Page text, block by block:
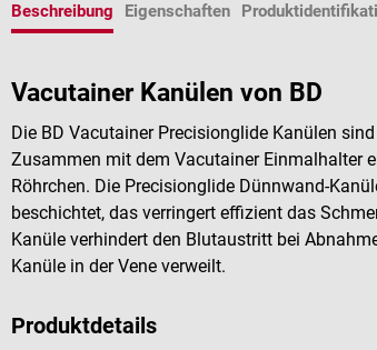
Beschreibung Eigenschaften
Vacutainer Kanülen von BD
Die BD Vacutainer Precisionglide Kanülen
Zusammen mit dem Vacutainer Einmalhalter
Röhrchen. Die Precisionglide Dünnwand-
beschichtet, das verringert effizient das
Kanüle verhindert den Blutaustritt bei
Kanüle in der Vene verweilt.
Produktdetails